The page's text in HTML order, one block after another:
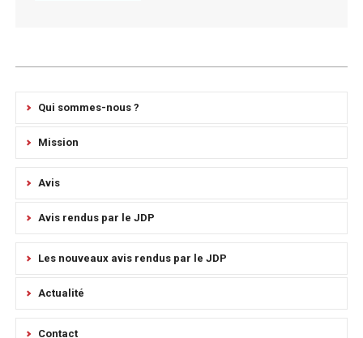
Qui sommes-nous ?
Mission
Avis
Avis rendus par le JDP
Les nouveaux avis rendus par le JDP
Actualité
Contact